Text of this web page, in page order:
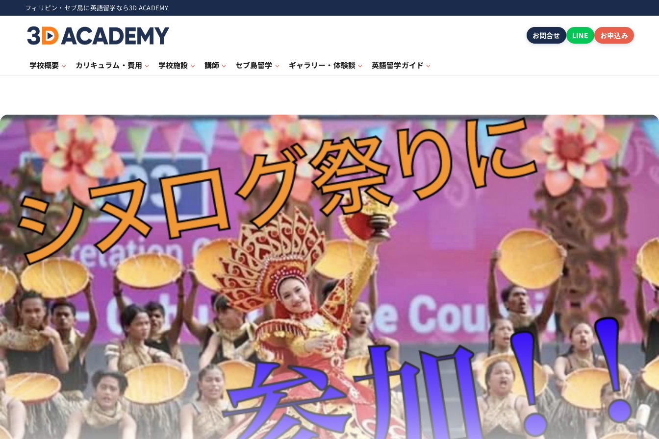
フィリピン・セブ島に英語留学なら3D ACADEMY
お問合せ LINE お申込み
学校概要 カリキュラム・費用 学校施設 講師 セブ島留学 ギャラリー・体験談 英語留学ガイド